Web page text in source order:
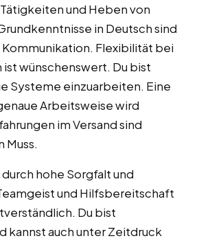
und Heben von
in Deutsch sind
Flexibilität bei
wünschenswert. Du bist
Systeme einzuarbeiten. Eine
Arbeitsweise wird
im Versand sind
Muss.
hohe Sorgfalt und
und Hilfsbereitschaft
Du bist
kannst auch unter Zeitdruck